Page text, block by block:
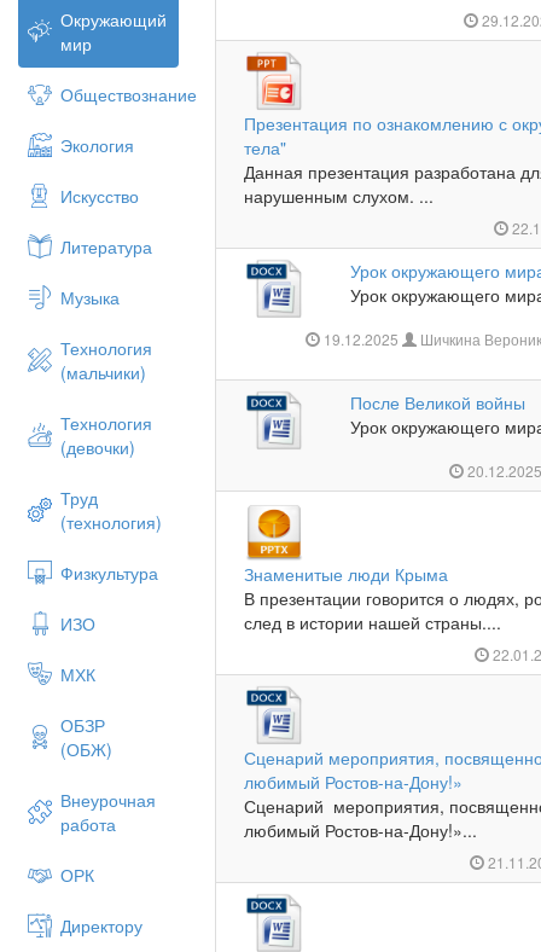
Окружающий
мир
Обществознание
Экология
Искусство
Литература
Музыка
Технология
(мальчики)
Технология
(девочки)
Труд
(технология)
Физкультура
ИЗО
МХК
ОБЗР
(ОБЖ)
Внеурочная
работа
ОРК
Директору
Презентация по ознакомлению с
тела"
Данная презентация разработана
нарушенным слухом. ...
Урок окружающего
Урок окружающего
19.12.2025 Шичкина
После Великой войны
Урок окружающего
Знаменитые люди Крыма
В презентации говорится о людях,
след в истории нашей страны....
Сценарий мероприятия,
любимый Ростов-на-Дону!»
Сценарий мероприятия,
любимый Ростов-на-Дону!»...